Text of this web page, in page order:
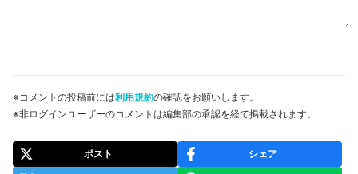
※コメントの投稿前には利用規約の確認をお願いします。
※非ログインユーザーのコメントは編集部の承認を経て掲載されます。
ポスト シェア